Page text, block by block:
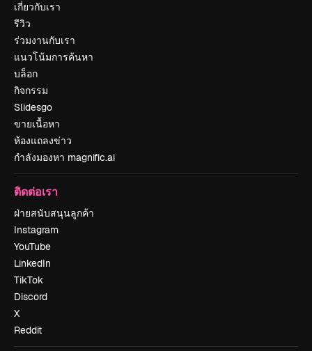
เกี่ยวกับเรา
รีวิว
ร่วมงานกับเรา
แนวโน้มการค้นหา
บล็อก
กิจกรรม
Slidesgo
ขายเนื้อหา
ห้องแถลงข่าว
กำลังมองหา magnific.ai
ติดต่อเรา
ฝ่ายสนับสนุนลูกค้า
Instagram
YouTube
LinkedIn
TikTok
Discord
X
Reddit